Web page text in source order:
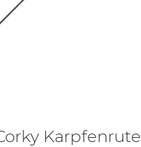
Karpfenrute